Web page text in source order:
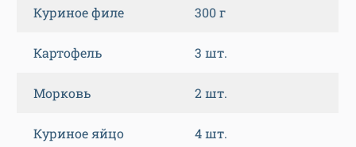
Куриное филе 300 г
Картофель 3 шт.
Морковь 2 шт.
Куриное яйцо 4 шт.